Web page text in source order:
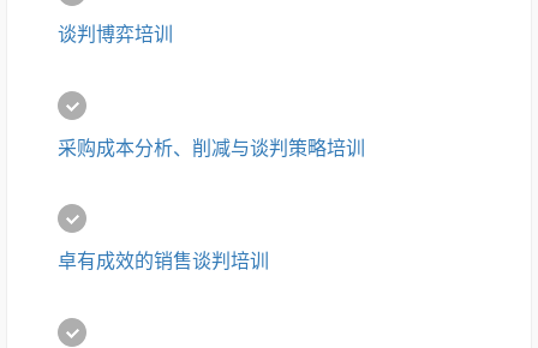
谈判博弈培训
采购成本分析、削减与谈判策略培训
卓有成效的销售谈判培训